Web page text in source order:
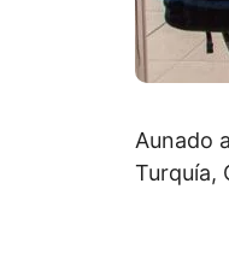
Aunado
Turquía,